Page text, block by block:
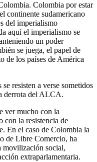
Colombia por estar
continente sudamericano
del imperialismo
aquí el imperialismo se
un poder
se juega, el papel de
de los países de América
resisten a verse sometidos
derrota del ALCA.
ver mucho con la
con la resistencia de
En el caso de Colombia la
de Libre Comercio, ha
movilización social,
extraparlamentaria.